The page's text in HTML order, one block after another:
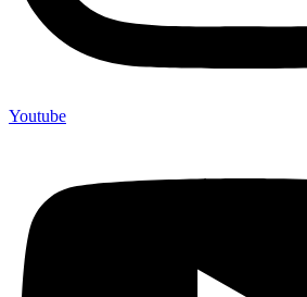
Youtube